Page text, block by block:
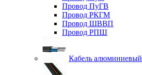
Провод ПуГВ
Провод РКГМ
Провод ШВВП
Провод РПШ
Кабель алюминиевый